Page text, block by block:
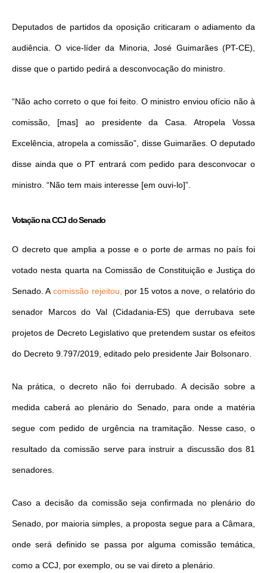
Deputados de partidos da oposição criticaram o adiamento da
audiência. O vice-líder da Minoria, José Guimarães (PT-CE),
disse que o partido pedirá a desconvocação do ministro.
“Não acho correto o que foi feito. O ministro enviou ofício não à
comissão, [mas] ao presidente da Casa. Atropela Vossa
Excelência, atropela a comissão”, disse Guimarães. O deputado
disse ainda que o PT entrará com pedido para desconvocar o
ministro. “Não tem mais interesse [em ouvi-lo]”.
Votação na CCJ do Senado
O decreto que amplia a posse e o porte de armas no país foi
votado nesta quarta na Comissão de Constituição e Justiça do
Senado. Acomissão rejeitou, por 15 votos a nove, o relatório do
senador Marcos do Val (Cidadania-ES) que derrubava sete
projetos de Decreto Legislativo que pretendem sustar os efeitos
do Decreto 9.797/2019, editado pelo presidente Jair Bolsonaro.
Na prática, o decreto não foi derrubado. A decisão sobre a
medida caberá ao plenário do Senado, para onde a matéria
segue com pedido de urgência na tramitação. Nesse caso, o
resultado da comissão serve para instruir a discussão dos 81
senadores.
Caso a decisão da comissão seja confirmada no plenário do
Senado, por maioria simples, a proposta segue para a Câmara,
onde será definido se passa por alguma comissão temática,
como a CCJ, por exemplo, ou se vai direto a plenário.